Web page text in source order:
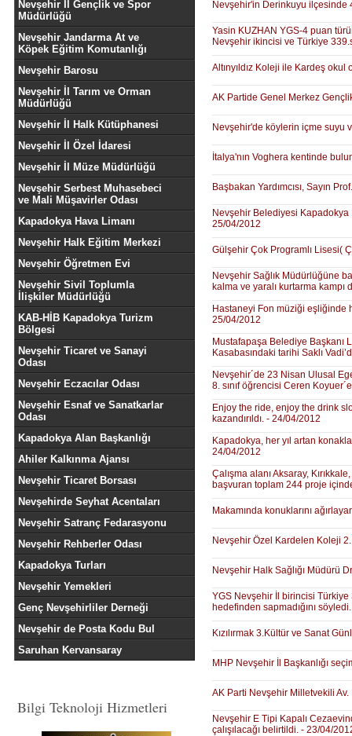
Nevşehir İl Gençlik ve Spor
Müdürlüğü
Nevşehir Jandarma At ve
Köpek Eğitim Komutanlığı
Nevşehir Barosu
Nevşehir İl Tarım ve Orman
Müdürlüğü
Nevşehir İl Halk Kütüphanesi
Nevşehir İl Özel İdaresi
Nevşehir İl Müze Müdürlüğü
Nevşehir Serbest Muhasebeci
ve Mali Müşavirler Odası
Kapadokya Hava Limanı
Nevşehir Halk Eğitim Merkezi
Nevşehir Öğretmen Evi
Nevşehir Sivil Toplumla
İlişkiler Müdürlüğü
KAB-HİB Kapadokya Turizm
Bölgesi
Nevşehir Ticaret ve Sanayi
Odası
Nevşehir Eczacılar Odası
Nevşehir Esnaf ve Sanatkarlar
Odası
Kapadokya Alan Başkanlığı
Ahiler Kalkınma Ajansı
Nevşehir Ticaret Borsası
Nevşehirde Seyhat Acentaları
Nevşehir Satranç Fedarasyonu
Nevşehir Rehberler Odası
Kapadokya Turları
Nevşehir Yemekleri
Genç Nevşehirliler Derneği
Nevşehir de Posta Kodu Bul
Saruhan Kervansaray
Bilgi Teknoloji Hizmetleri
Nevşehir'in Derinkuyu ilçesinde
Yasin KUZHAN YGS-4 puan
Nevşehir ikincisi ve Türkiye
Altınyıldız Koleji ile Kardeş
AK Partide Genel Merkez
Nevşehir'de köylerin içme suyu
İtalya'nın Voghera kentinde
Başbakan Yardımcısı, Sayın
Nevşehir Belediyesi Kapadokya
25/04/2012
Gülşehir Çok Programlı Lisesi(
Nevşehir Sağlık Müdürlüğüne
kalma ve yaralı kurtarma
Hastaneyi Fon müziği eşliğinde
25/04/2012
Mustafapaşa Belediye Başkanı
Kasabasındaki tarihi Saklı
Nevşehir´de 23 Nisan Ulusal
8. sınıf öğrencisi Ceren
Enjoy the ride, enjoy the drink
kazandırıldı. - 24/04/2012
Kapadokya, her yıl artan
24/04/2012
Çalışma alanı Aksaray,
başvuran toplam 244 proje
Makamında konuklarını
Nevşehir Özel Kardelen Koleji
Nevşehir Halk Sağlığı Müdürü
YGS Nevşehir İl birincisi Türkiye
hedefinden sapmadığını
Kızılırmak 3.Kültür ve Sanat
MHP Nevşehir İl Başkanlığı
AK Parti Nevşehir Milletvekili Av.
Nevşehir E Tipi Kapalı
çalışılacağı belirtildi. - 23/04/